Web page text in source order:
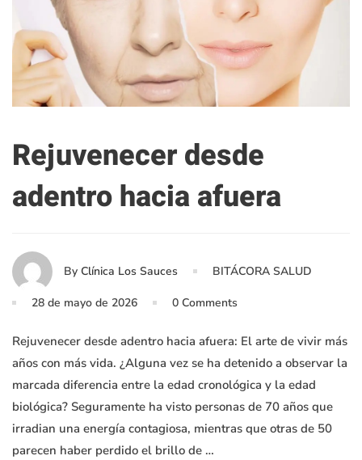
Rejuvenecer desde
adentro hacia afuera
By Clínica Los Sauces BITÁCORA SALUD
28 de mayo de 2026 0 Comments
Rejuvenecer desde adentro hacia afuera: El arte de vivir más
años con más vida. ¿Alguna vez se ha detenido a observar la
marcada diferencia entre la edad cronológica y la edad
biológica? Seguramente ha visto personas de 70 años que
irradian una energía contagiosa, mientras que otras de 50
parecen haber perdido el brillo de …